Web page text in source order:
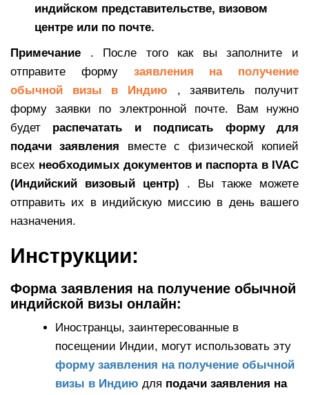
индийском представительстве, визовом
центре или по почте.
Примечание . После того как вы заполните и
отправите форму заявления на получение
обычной визы в Индию , заявитель получит
форму заявки по электронной почте. Вам нужно
будет распечатать и подписать форму для
подачи заявления вместе с физической копией
всех необходимых документов и паспорта в IVAC
(Индийский визовый центр) . Вы также можете
отправить их в индийскую миссию в день вашего
назначения.
Инструкции:
Форма заявления на получение обычной
индийской визы онлайн:
Иностранцы, заинтересованные в
посещении Индии, могут использовать эту
форму заявления на получение обычной
визы в Индию для подачи заявления на